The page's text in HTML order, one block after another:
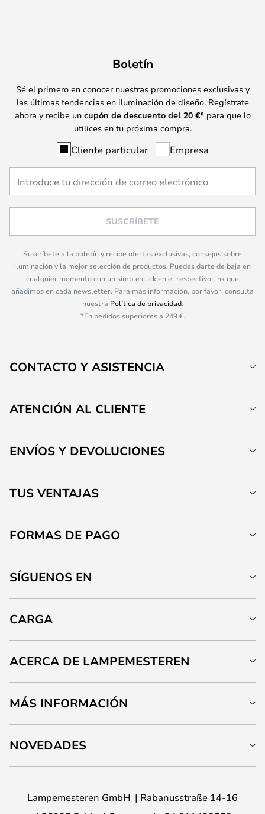
Boletín
Sé el primero en conocer nuestras promociones exclusivas y
las últimas tendencias en iluminación de diseño. Regístrate
ahora y recibe un cupón de descuento del 20 €* para que lo
utilices en tu próxima compra.
Cliente particular Empresa
SUSCRÍBETE
Suscríbete a la boletín y recibe ofertas exclusivas, consejos sobre
iluminación y la mejor selección de productos. Puedes darte de baja en
cualquier momento con un simple click en el respectivo link que
añadimos en cada newsletter. Para más información, por favor, consulta
nuestra Política de privacidad.
*En pedidos superiores a 249 €.
CONTACTO Y ASISTENCIA
ATENCIÓN AL CLIENTE
ENVÍOS Y DEVOLUCIONES
TUS VENTAJAS
FORMAS DE PAGO
SÍGUENOS EN
CARGA
ACERCA DE LAMPEMESTEREN
MÁS INFORMACIÓN
NOVEDADES
Lampemesteren GmbH
Rabanusstraße 14-16